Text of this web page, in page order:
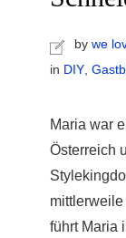
by we
in DIY
Maria war
Österreich
führt Maria